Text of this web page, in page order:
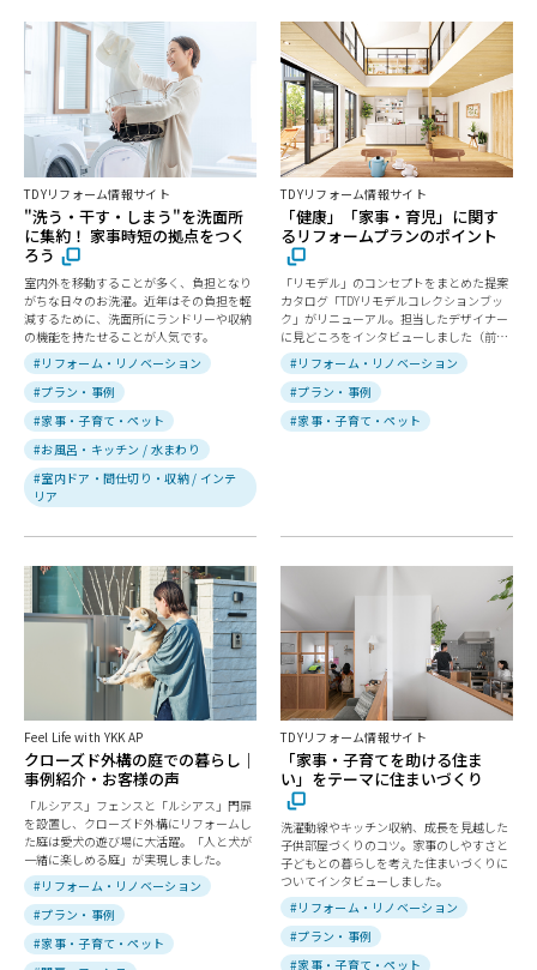
TDYリフォーム情報サイト
"洗う・干す・しまう"を洗面所
に集約！ 家事時短の拠点をつく
ろう
室内外を移動することが多く、負担となり
がちな日々のお洗濯。近年はその負担を軽
減するために、洗面所にランドリーや収納
の機能を持たせることが人気です。
#リフォーム・リノベーション
#プラン・事例
#家事・子育て・ペット
#お風呂・キッチン / 水まわり
#室内ドア・間仕切り・収納 / インテ
リア
TDYリフォーム情報サイト
「健康」「家事・育児」に関す
るリフォームプランのポイント
「リモデル」のコンセプトをまとめた提案
カタログ「TDYリモデルコレクションブッ
ク」がリニューアル。担当したデザイナー
に見どころをインタビューしました（前
編）
#リフォーム・リノベーション
#プラン・事例
#家事・子育て・ペット
Feel Life with YKK AP
クローズド外構の庭での暮らし｜
事例紹介・お客様の声
「ルシアス」フェンスと「ルシアス」門扉
を設置し、クローズド外構にリフォームし
た庭は愛犬の遊び場に大活躍。「人と犬が
一緒に楽しめる庭」が実現しました。
#リフォーム・リノベーション
#プラン・事例
#家事・子育て・ペット
TDYリフォーム情報サイト
「家事・子育てを助ける住ま
い」をテーマに住まいづくり
洗濯動線やキッチン収納、成長を見越した
子供部屋づくりのコツ。家事のしやすさと
子どもとの暮らしを考えた住まいづくりに
ついてインタビューしました。
#リフォーム・リノベーション
#プラン・事例
#家事・子育て・ペット